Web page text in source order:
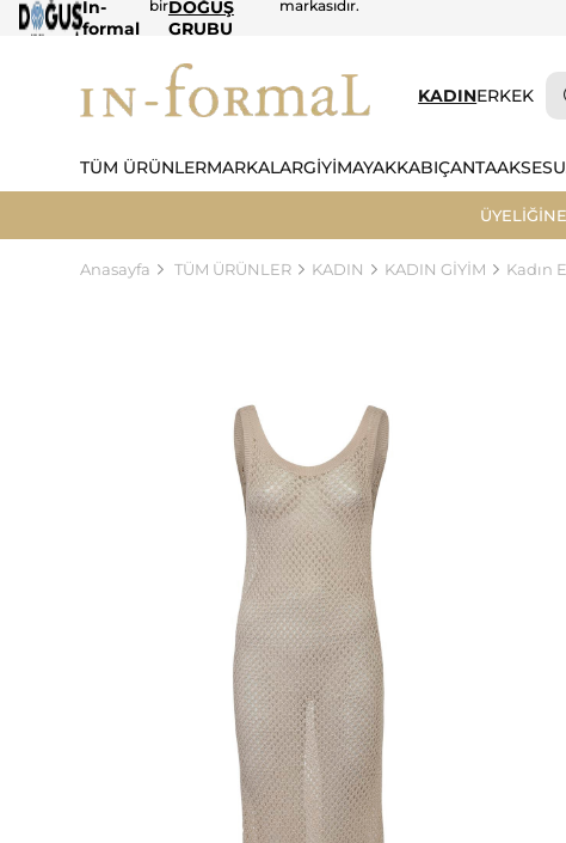
In-
formal
birDOĞUŞ
GRUBU
markasıdır.
KADINERKEK
TÜM ÜRÜNLERMARKALARGİYİMAYAKKABIÇANTA
Anasayfa TÜM ÜRÜNLER KADIN KADIN GİYİM Kadın